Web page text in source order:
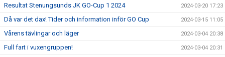
Resultat Stenungsunds JK GO-Cup 1 2024 2024-03-20 17:23
Då var det dax! Tider och information inför GO Cup 2024-03-15 11:05
Vårens tävlingar och läger 2024-03-04 20:38
Full fart i vuxengruppen! 2024-03-04 20:31